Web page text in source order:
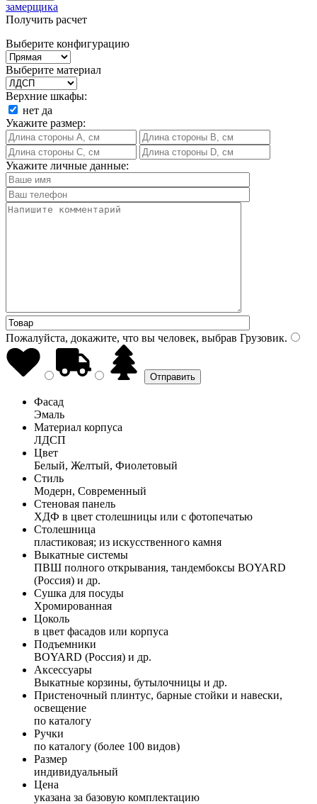
замерщика
Получить расчет
Выберите конфигурацию
Выберите материал
Верхние шкафы:
нет да
Укажите размер:
Укажите личные данные:
Пожалуйста, докажите, что вы человек, выбрав Грузовик.
Фасад
Эмаль
Материал корпуса
ЛДСП
Цвет
Белый, Желтый, Фиолетовый
Стиль
Модерн, Современный
Стеновая панель
ХДФ в цвет столешницы или с фотопечатью
Столешница
пластиковая; из искусственного камня
Выкатные системы
ПВШ полного открывания, тандембоксы BOYARD
(Россия) и др.
Сушка для посуды
Хромированная
Цоколь
в цвет фасадов или корпуса
Подъемники
BOYARD (Россия) и др.
Аксессуары
Выкатные корзины, бутылочницы и др.
Пристеночный плинтус, барные стойки и навески,
освещение
по каталогу
Ручки
по каталогу (более 100 видов)
Размер
индивидуальный
Цена
указана за базовую комплектацию